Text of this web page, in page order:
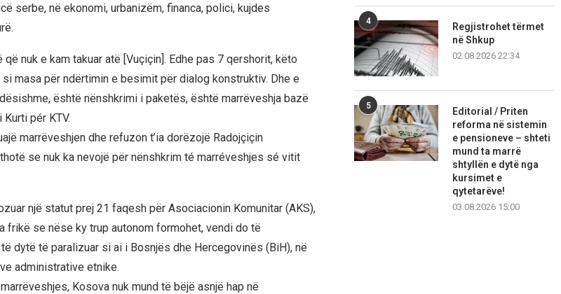
serbe, në ekonomi, urbanizëm, financa, polici, kujdes
që nuk e kam takuar atë [Vuçiçin]. Edhe pas 7 qershorit, këto
masa për ndërtimin e besimit për dialog konstruktiv. Dhe e
është nënshkrimi i paketës, është marrëveshja bazë
pér KTV.
marrëveshjen dhe refuzon t’ia dorëzojë Radojçiçin
se nuk ka nevojë për nënshkrim té marréveshjes sé vitit
një statut prej 21 faqesh për Asociacionin Komunitar (AKS),
frikë se nëse ky trup autonom formohet, vendi do të
dytë të paralizuar si ai i Bosnjës dhe Hercegovinës (BiH), në
administrative etnike.
Kosova nuk mund të bëjë asnjë hap në
4
Regjistrohet tërmet
në Shkup
02.08.2026 22:34
5
Editorial / Priten
reforma në sistemin
e pensioneve – shteti
mund ta marrë
shtyllën e dytë nga
kursimet e
qytetarëve!
03.08.2026 15:00